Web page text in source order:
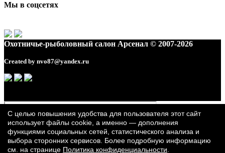
Мы в соцсетях
Охотничье-рыболовный салон Арсенал © 2007-2026
Created by nvo87@yandex.ru
С целью повышения удобства для пользователя этот сайт
использует файлы cookie, а именно — дополнения
функциями социальных сетей, статистического анализа и
выбора сторонних сервисов. Более подробную информацию
см. на странице Политика конфиденциальности